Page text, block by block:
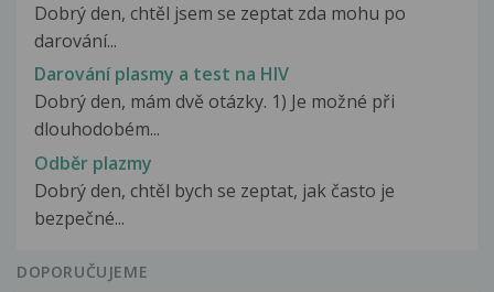
Dobrý den, chtěl jsem se zeptat zda mohu po
darování...
Darování plasmy a test na HIV
Dobrý den, mám dvě otázky. 1) Je možné při
dlouhodobém...
Odběr plazmy
Dobrý den, chtěl bych se zeptat, jak často je
bezpečné...
DOPORUČUJEME